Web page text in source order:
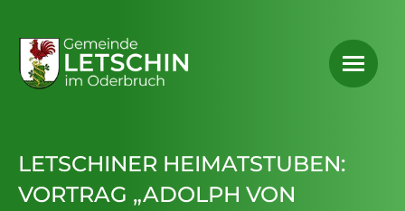
LETSCHINER HEIMATSTUBEN:
VORTRAG „ADOLPH VON